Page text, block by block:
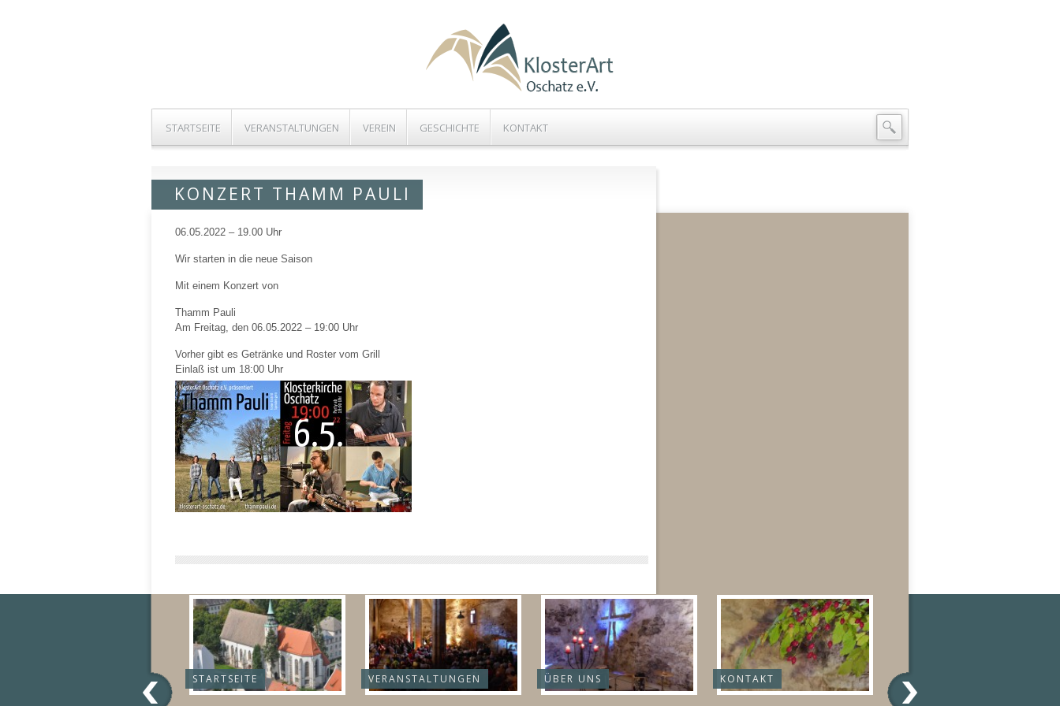
STARTSEITE VERANSTALTUNGEN VEREIN GESCHICHTE KONTAKT
KONZERT THAMM PAULI
06.05.2022 – 19.00 Uhr
Wir starten in die neue Saison
Mit einem Konzert von
Thamm Pauli
Am Freitag, den 06.05.2022 – 19:00 Uhr
Vorher gibt es Getränke und Roster vom Grill
Einlaß ist um 18:00 Uhr
STARTSEITE VERANSTALTUNGEN ÜBER UNS KONTAKT